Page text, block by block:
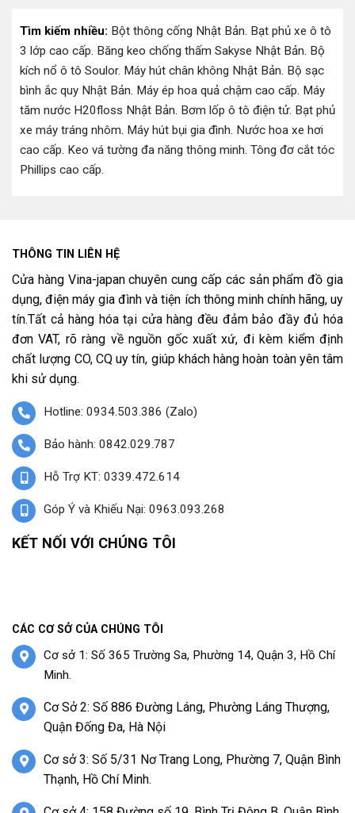
Tìm kiếm nhiều: Bột thông cống Nhật Bản. Bạt phủ xe ô tô
3 lớp cao cấp. Băng keo chống thấm Sakyse Nhật Bản. Bộ
kích nổ ô tô Soulor. Máy hút chân không Nhật Bản. Bộ sạc
bình ắc quy Nhật Bản. Máy ép hoa quả chậm cao cấp. Máy
tăm nước H20floss Nhật Bản. Bơm lốp ô tô điện tử. Bạt phủ
xe máy tráng nhôm. Máy hút bụi gia đình. Nước hoa xe hơi
cao cấp. Keo vá tường đa năng thông minh. Tông đơ cắt tóc
Phillips cao cấp.
THÔNG TIN LIÊN HỆ
Cửa hàng Vina-japan chuyên cung cấp các sản phẩm đồ gia
dụng, điện máy gia đình và tiện ích thông minh chính hãng, uy
tín.Tất cả hàng hóa tại cửa hàng đều đảm bảo đầy đủ hóa
đơn VAT, rõ ràng về nguồn gốc xuất xứ, đi kèm kiểm định
chất lượng CO, CQ uy tín, giúp khách hàng hoàn toàn yên tâm
khi sử dụng.
Hotline: 0934.503.386 (Zalo)
Bảo hành: 0842.029.787
Hỗ Trợ KT: 0339.472.614
Góp Ý và Khiếu Nại: 0963.093.268
KẾT NỐI VỚI CHÚNG TÔI
CÁC CƠ SỞ CỦA CHÚNG TÔI
Cơ sở 1: Số 365 Trường Sa, Phường 14, Quận 3, Hồ Chí
Minh.
Cơ Sở 2: Số 886 Đường Láng, Phường Láng Thượng,
Quận Đống Đa, Hà Nội
Cơ sở 3: Số 5/31 Nơ Trang Long, Phường 7, Quận Bình
Thạnh, Hồ Chí Minh.